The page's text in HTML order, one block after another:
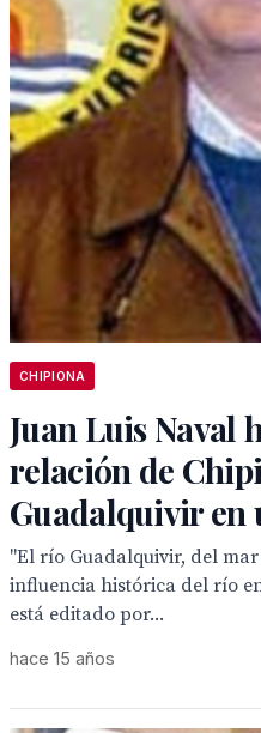
CHIPIONA
Juan Luis Naval
relación de
Guadalquivir en
"El río Guadalquivir, del
influencia histórica del río
está editado por...
hace 15 años